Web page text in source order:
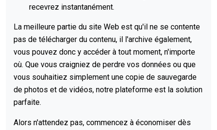
recevrez instantanément.
La meilleure partie du site Web est qu'il ne se contente
pas de télécharger du contenu, il l'archive également,
vous pouvez donc y accéder à tout moment, n'importe
où. Que vous craigniez de perdre vos données ou que
vous souhaitiez simplement une copie de sauvegarde
de photos et de vidéos, notre plateforme est la solution
parfaite.
Alors n'attendez pas, commencez à économiser dès